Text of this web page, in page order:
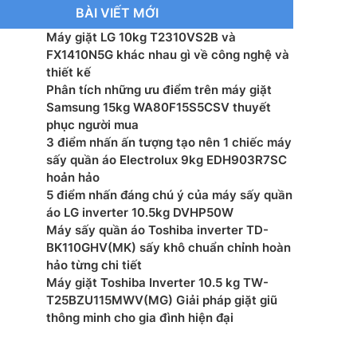
xuất: Electrolux
tại: Thái Lan
2024
BÀI VIẾT MỚI
Máy giặt LG 10kg T2310VS2B và
FX1410N5G khác nhau gì về công nghệ và
thiết kế
Phân tích những ưu điểm trên máy giặt
Samsung 15kg WA80F15S5CSV thuyết
phục người mua
3 điểm nhấn ấn tượng tạo nên 1 chiếc máy
sấy quần áo Electrolux 9kg EDH903R7SC
hoản hảo
5 điểm nhấn đáng chú ý của máy sấy quần
áo LG inverter 10.5kg DVHP50W
Máy sấy quần áo Toshiba inverter TD-
BK110GHV(MK) sấy khô chuẩn chỉnh hoàn
hảo từng chi tiết
Máy giặt Toshiba Inverter 10.5 kg TW-
T25BZU115MWV(MG) Giải pháp giặt giũ
thông minh cho gia đình hiện đại